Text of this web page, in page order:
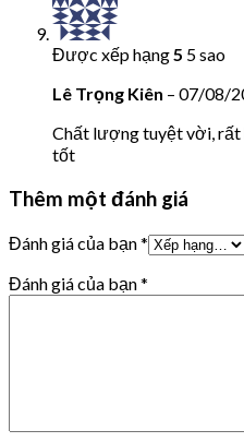
Được xếp hạng5 5 sao
Lê Trọng Kiên – 07/08/
Chất lượng tuyệt vời, rất
tốt
Thêm một đánh giá
Đánh giá của bạn*
Đánh giá của bạn*